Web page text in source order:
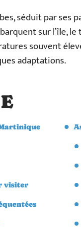
séduit par ses
sur l’île,
souvent
adaptations.
visiter